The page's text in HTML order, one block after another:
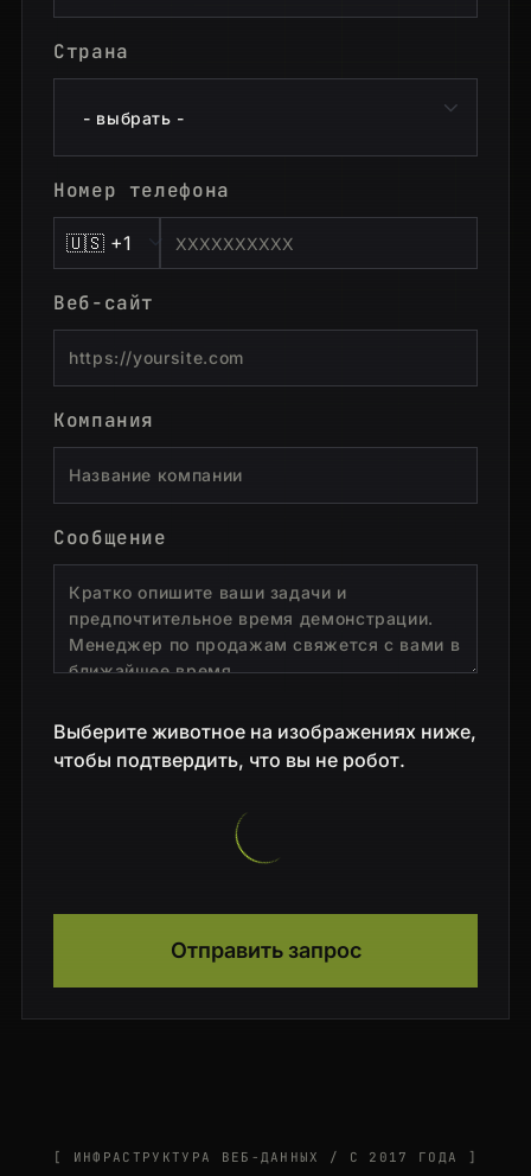
Страна
Номер телефона
Веб-сайт
Компания
Сообщение
Выберите животное на изображениях ниже,
чтобы подтвердить, что вы не робот.
Отправить запрос
[ ИНФРАСТРУКТУРА ВЕБ-ДАННЫХ / С 2017 ГОДА ]